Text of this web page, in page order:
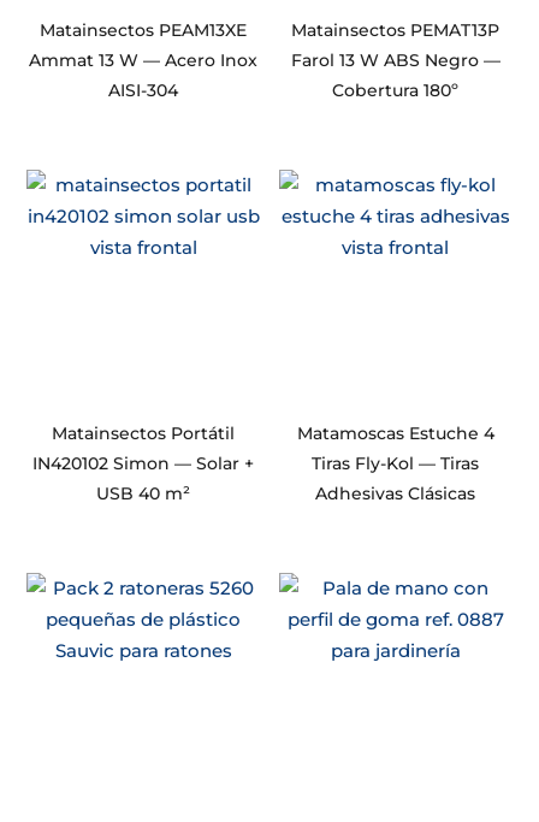
Matainsectos PEAM13XE
Ammat 13 W — Acero Inox
AISI-304
Matainsectos PEMAT13P
Farol 13 W ABS Negro —
Cobertura 180º
Matainsectos Portátil
IN420102 Simon — Solar +
USB 40 m²
Matamoscas Estuche 4
Tiras Fly-Kol — Tiras
Adhesivas Clásicas